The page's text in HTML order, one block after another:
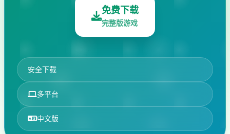
免费下载
完整版游戏
安全下载
多平台
中文版